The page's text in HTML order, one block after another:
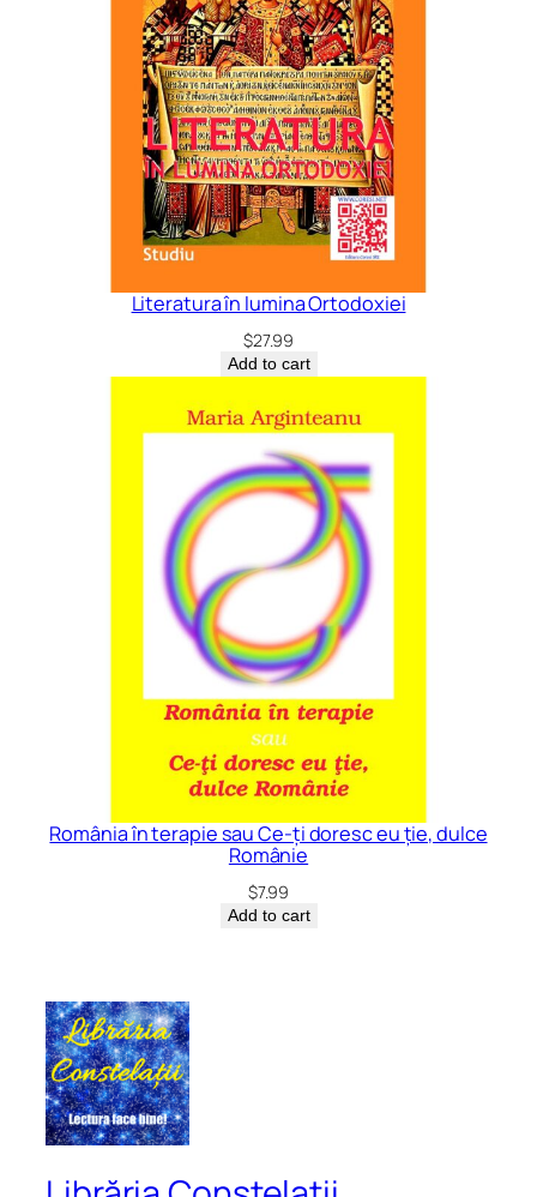
Literatura în lumina Ortodoxiei
$27.99
Add to cart
România în terapie sau Ce-ți doresc eu ție, dulce
Românie
$7.99
Add to cart